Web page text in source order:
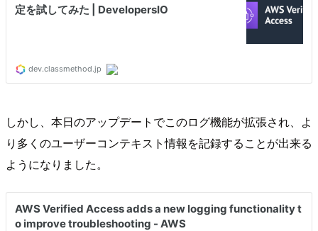
しかし、本日のアップデートでこのログ機能が拡張され、よ
り多くのユーザーコンテキスト情報を記録することが出来る
ようになりました。